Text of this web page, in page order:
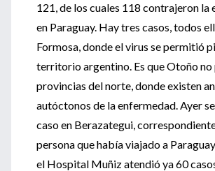
121, de los cuales 118 contrajeron la
en Paraguay. Hay tres casos, todos
Formosa, donde el virus se permitió
territorio argentino. Es que Otoño no
provincias del norte, donde existen
autóctonos de la enfermedad. Ayer
caso en Berazategui,
persona que había viajado a
el Hospital Muñiz atendió ya 60